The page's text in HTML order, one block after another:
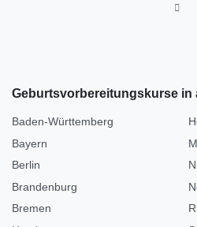
Geburtsvorbereitungskurse in
Baden-Württemberg
Bayern
Berlin
Brandenburg
Bremen